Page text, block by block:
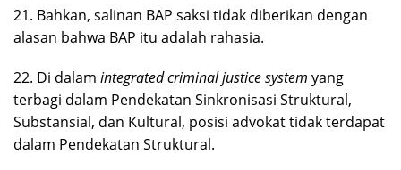
21. Bahkan, salinan BAP saksi tidak diberikan dengan
alasan bahwa BAP itu adalah rahasia.
22. Di dalam integrated criminal justice system yang
terbagi dalam Pendekatan Sinkronisasi Struktural,
Substansial, dan Kultural, posisi advokat tidak terdapat
dalam Pendekatan Struktural.